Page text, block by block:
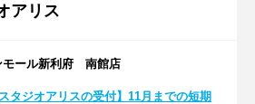
アリス
モール新利府 南館店
スタジオアリスの受付】11月までの短期